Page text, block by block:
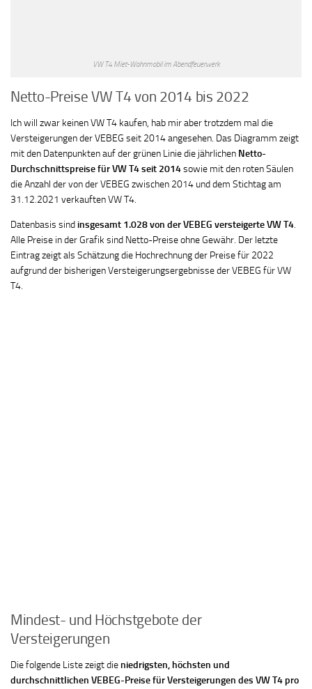
VW T4 Miet-Wohnmobil im Abendfeuerwerk
Netto-Preise VW T4 von 2014 bis 2022
Ich will zwar keinen VW T4 kaufen, hab mir aber trotzdem mal die
Versteigerungen der VEBEG seit 2014 angesehen. Das Diagramm zeigt
mit den Datenpunkten auf der grünen Linie die jährlichen Netto-
Durchschnittspreise für VW T4 seit 2014sowie mit den roten Säulen
die Anzahl der von der VEBEG zwischen 2014 und dem Stichtag am
31.12.2021 verkauften VW T4.
Datenbasis sind insgesamt 1.028 von der VEBEG versteigerte VW T4.
Alle Preise in der Grafik sind Netto-Preise ohne Gewähr. Der letzte
Eintrag zeigt als Schätzung die Hochrechnung der Preise für 2022
aufgrund der bisherigen Versteigerungsergebnisse der VEBEG für VW
T4.
Mindest- und Höchstgebote der
Versteigerungen
Die folgende Liste zeigt die niedrigsten, höchsten und
durchschnittlichen VEBEG-Preise für Versteigerungen des VW T4 pro